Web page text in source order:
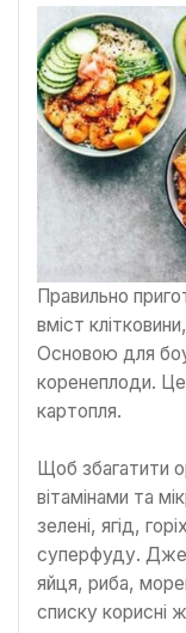
Правильно
вміст
Основою для
коренеплоди.
картопля.
Щоб збагатити
вітамінами та
зелені, ягід,
суперфуду.
яйця, риба,
списку корисні